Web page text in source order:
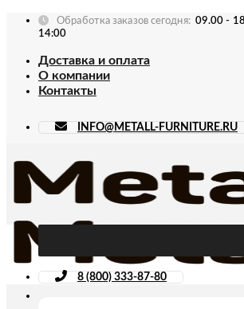
Skip
Обработка заказов сегодня: 09.00 -
14:00
Доставка и оплата
О компании
Контакты
INFO@METALL-FURNITURE.RU
8 (800) 333-87-80